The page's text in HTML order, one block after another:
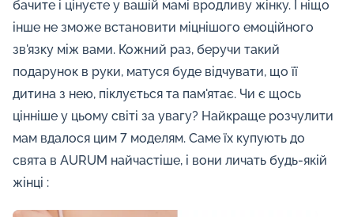
бачите і цінуєте у вашій мамі вродливу жінку. І ніщо
інше не зможе встановити міцнішого емоційного
зв'язку між вами. Кожний раз, беручи такий
подарунок в руки, матуся буде відчувати, що її
дитина з нею, піклується та пам'ятає. Чи є щось
цінніше у цьому світі за увагу? Найкраще розчулити
мам вдалося цим 7 моделям. Саме їх купують до
свята в AURUM найчастіше, і вони личать будь-якій
жінці :